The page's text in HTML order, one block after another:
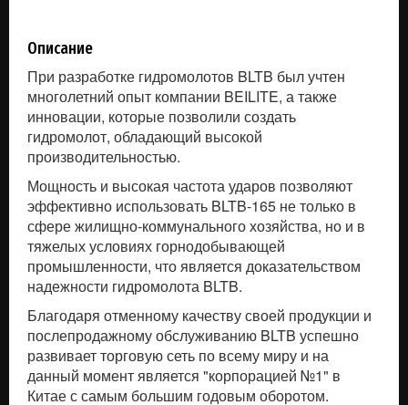
Описание
При разработке гидромолотов BLTB был учтен
многолетний опыт компании BEILITE, а также
инновации, которые позволили создать
гидромолот, обладающий высокой
производительностью.
Мощность и высокая частота ударов позволяют
эффективно использовать BLTB-165 не только в
сфере жилищно-коммунального хозяйства, но и в
тяжелых условиях горнодобывающей
промышленности, что является доказательством
надежности гидромолота BLTB.
Благодаря отменному качеству своей продукции и
послепродажному обслуживанию BLTB успешно
развивает торговую сеть по всему миру и на
данный момент является "корпорацией №1" в
Китае с самым большим годовым оборотом.